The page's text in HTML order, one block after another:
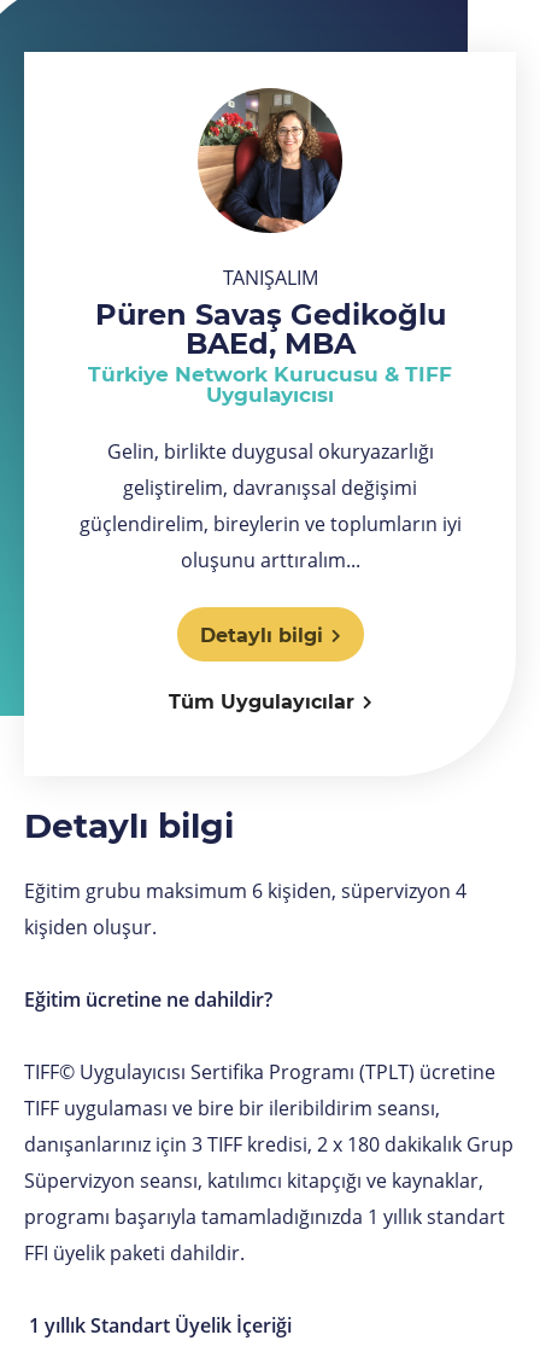
TANIŞALIM
Püren Savaş Gedikoğlu
BAEd, MBA
Türkiye Network Kurucusu & TIFF
Uygulayıcısı
Gelin, birlikte duygusal okuryazarlığı
geliştirelim, davranışsal değişimi
güçlendirelim, bireylerin ve toplumların iyi
oluşunu arttıralım...
Detaylı bilgi
Tüm Uygulayıcılar
Detaylı bilgi
Eğitim grubu maksimum 6 kişiden, süpervizyon 4
kişiden oluşur.
Eğitim ücretine ne dahildir?
TIFF© Uygulayıcısı Sertifika Programı (TPLT) ücretine
TIFF uygulaması ve bire bir ileribildirim seansı,
danışanlarınız için 3 TIFF kredisi, 2 x 180 dakikalık Grup
Süpervizyon seansı, katılımcı kitapçığı ve kaynaklar,
programı başarıyla tamamladığınızda 1 yıllık standart
FFI üyelik paketi dahildir.
1 yıllık Standart Üyelik İçeriği